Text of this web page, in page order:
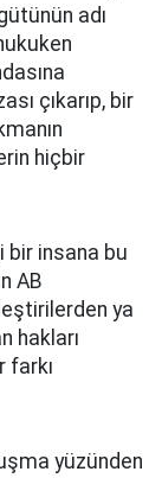
adı
çıkarıp, bir
hiçbir
bir insana bu
AB
ya
hakları
farkı
yüzünden